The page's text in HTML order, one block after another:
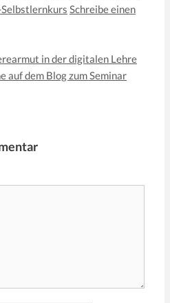
Schreibe einen
in der digitalen Lehre
auf dem Blog zum Seminar